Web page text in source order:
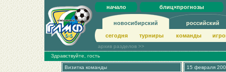
начало блиц×прогнозы
новосибирский российский
сегодня турниры команды
архив разделов >>
Здравствуйте, гость
Визитка команды
15 февраля